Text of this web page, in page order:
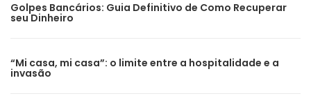
Golpes Bancários: Guia Definitivo de Como Recuperar
seu Dinheiro
“Mi casa, mi casa”: o limite entre a hospitalidade e a
invasão